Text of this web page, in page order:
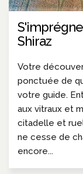
Shiraz
Votre
ponctuée de
votre guide.
aux vitraux et
citadelle et
ne cesse de
encore...